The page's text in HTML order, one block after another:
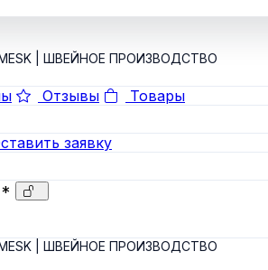
| ШВЕЙНОЕ ПРОИЗВОДСТВО
Отзывы Товары
заявку
| ШВЕЙНОЕ ПРОИЗВОДСТВО